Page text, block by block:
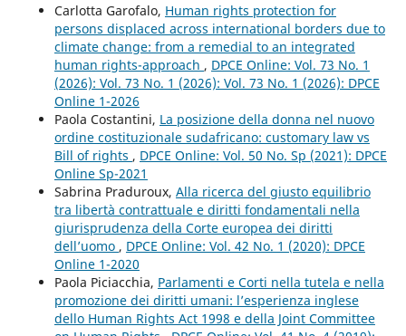
Carlotta Garofalo, Human rights protection for
persons displaced across international borders due to
climate change: from a remedial to an integrated
human rights-approach , DPCE Online: Vol. 73 No. 1
(2026): Vol. 73 No. 1 (2026): Vol. 73 No. 1 (2026): DPCE
Online 1-2026
Paola Costantini, La posizione della donna nel nuovo
ordine costituzionale sudafricano: customary law vs
Bill of rights , DPCE Online: Vol. 50 No. Sp (2021): DPCE
Online Sp-2021
Sabrina Praduroux, Alla ricerca del giusto equilibrio
tra libertà contrattuale e diritti fondamentali nella
giurisprudenza della Corte europea dei diritti
dell’uomo , DPCE Online: Vol. 42 No. 1 (2020): DPCE
Online 1-2020
Paola Piciacchia, Parlamenti e Corti nella tutela e nella
promozione dei diritti umani: l’esperienza inglese
dello Human Rights Act 1998 e della Joint Committee